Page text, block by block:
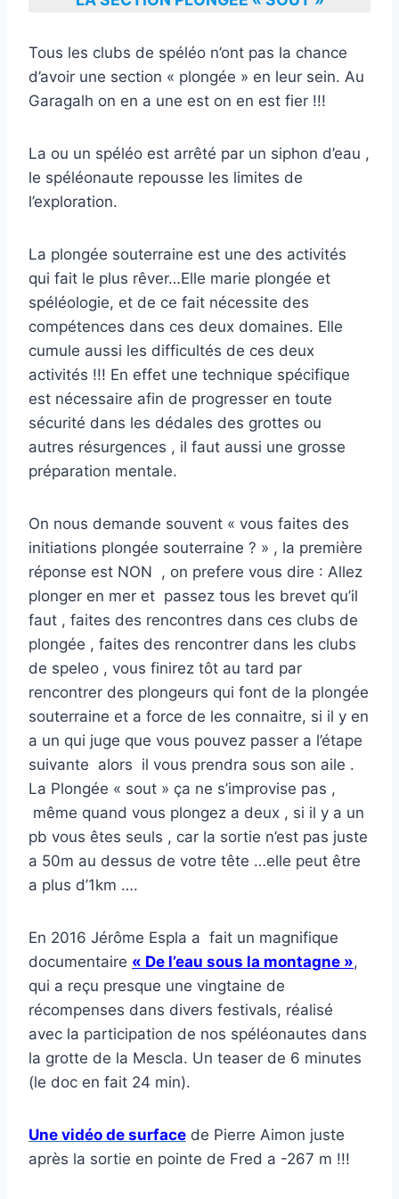
Tous les clubs de spéléo n’ont pas la chance
d’avoir une section « plongée » en leur sein. Au
Garagalh on en a une est on en est fier !!!
La ou un spéléo est arrêté par un siphon d’eau ,
le spéléonaute repousse les limites de
l’exploration.
La plongée souterraine est une des activités
qui fait le plus rêver…Elle marie plongée et
spéléologie, et de ce fait nécessite des
compétences dans ces deux domaines. Elle
cumule aussi les difficultés de ces deux
activités !!! En effet une technique spécifique
est nécessaire afin de progresser en toute
sécurité dans les dédales des grottes ou
autres résurgences , il faut aussi une grosse
préparation mentale.
On nous demande souvent « vous faites des
initiations plongée souterraine ? » , la première
réponse est NON , on prefere vous dire : Allez
plonger en mer et passez tous les brevet qu’il
faut , faites des rencontres dans ces clubs de
plongée , faites des rencontrer dans les clubs
de speleo , vous finirez tôt au tard par
rencontrer des plongeurs qui font de la plongée
souterraine et a force de les connaitre, si il y en
a un qui juge que vous pouvez passer a l’étape
suivante alors il vous prendra sous son aile .
La Plongée « sout » ça ne s’improvise pas ,
même quand vous plongez a deux , si il y a un
pb vous êtes seuls , car la sortie n’est pas juste
a 50m au dessus de votre tête …elle peut être
a plus d’1km ….
En 2016 Jérôme Espla a fait un magnifique
documentaire « De l’eau sous la montagne »,
qui a reçu presque une vingtaine de
récompenses dans divers festivals, réalisé
avec la participation de nos spéléonautes dans
la grotte de la Mescla. Un teaser de 6 minutes
(le doc en fait 24 min).
Une vidéo de surface de Pierre Aimon juste
après la sortie en pointe de Fred a -267 m !!!